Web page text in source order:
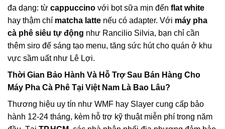
đa dạng: từ cappuccino với bọt sữa mịn đến flat white
hay thậm chí matcha latte nếu có adapter. Với máy pha
cà phê siêu tự động như Rancilio Silvia, bạn chỉ cần
thêm siro để sáng tạo menu, tăng sức hút cho quán ở khu
vực sầm uất như Lê Lợi.
Thời Gian Bảo Hành Và Hỗ Trợ Sau Bán Hàng Cho
Máy Pha Cà Phê Tại Việt Nam Là Bao Lâu?
Thương hiệu uy tín như WMF hay Slayer cung cấp bảo
hành 12-24 tháng, kèm hỗ trợ kỹ thuật miễn phí trong năm